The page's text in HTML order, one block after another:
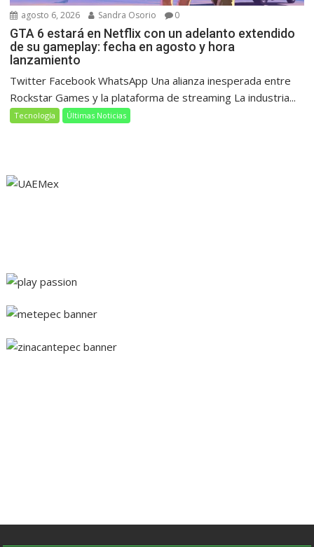
agosto 6, 2026 Sandra Osorio 0
GTA 6 estará en Netflix con un adelanto extendido
de su gameplay: fecha en agosto y hora
lanzamiento
Twitter Facebook WhatsApp Una alianza inesperada entre
Rockstar Games y la plataforma de streaming La industria...
Tecnología Últimas Noticias